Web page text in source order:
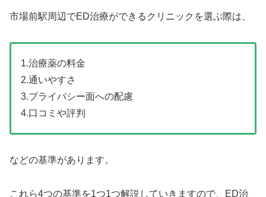
市場前駅周辺でED治療ができるクリニックを選ぶ際は、
1.治療薬の料金
2.通いやすさ
3.プライバシー面への配慮
4.口コミや評判
などの基準があります。
これら4つの基準を1つ1つ解説していきますので、ED治